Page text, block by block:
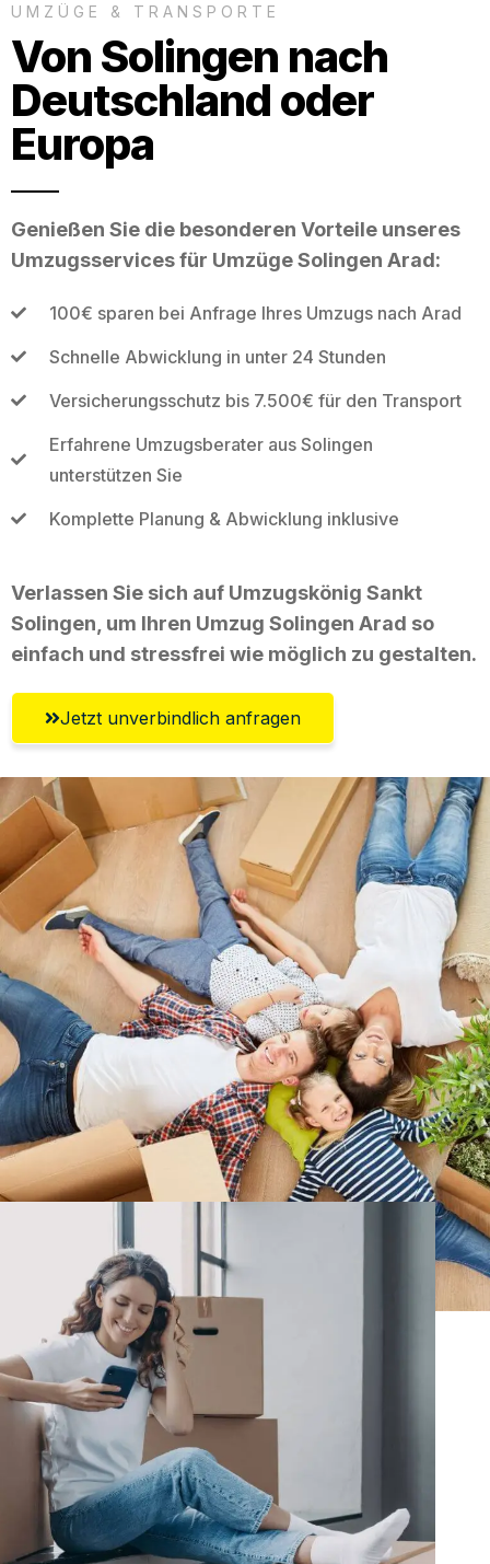
UMZÜGE & TRANSPORTE
Von Solingen nach
Deutschland oder
Europa
Genießen Sie die besonderen Vorteile unseres
Umzugsservices für Umzüge Solingen Arad:
100€ sparen bei Anfrage Ihres Umzugs nach Arad
Schnelle Abwicklung in unter 24 Stunden
Versicherungsschutz bis 7.500€ für den Transport
Erfahrene Umzugsberater aus Solingen
unterstützen Sie
Komplette Planung & Abwicklung inklusive
Verlassen Sie sich auf Umzugskönig Sankt
Solingen, um Ihren Umzug Solingen Arad so
einfach und stressfrei wie möglich zu gestalten.
Jetzt unverbindlich anfragen